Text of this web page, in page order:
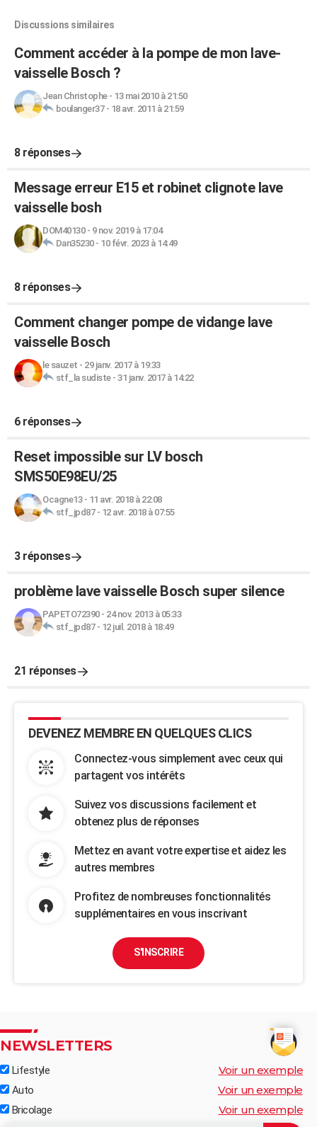
Discussions similaires
Comment accéder à la pompe de mon lave-
vaisselle Bosch ?
Jean Christophe- 13 mai 2010 à 21:50
boulanger37- 18 avr. 2011 à 21:59
8 réponses
Message erreur E15 et robinet clignote lave
vaisselle bosh
DOM40130- 9 nov. 2019 à 17:04
Dan35230- 10 févr. 2023 à 14:49
8 réponses
Comment changer pompe de vidange lave
vaisselle Bosch
le sauzet - 29 janv. 2017 à 19:33
stf_la sudiste- 31 janv. 2017 à 14:22
6 réponses
Reset impossible sur LV bosch
SMS50E98EU/25
Ocagne13- 11 avr. 2018 à 22:08
stf_jpd87- 12 avr. 2018 à 07:55
3 réponses
problème lave vaisselle Bosch super silence
PAPETO72390- 24 nov. 2013 à 05:33
stf_jpd87- 12 juil. 2018 à 18:49
21 réponses
DEVENEZ MEMBRE EN QUELQUES CLICS
Connectez-vous simplement avec ceux qui
partagent vos intérêts
Suivez vos discussions facilement et
obtenez plus de réponses
Mettez en avant votre expertise et aidez les
autres membres
Profitez de nombreuses fonctionnalités
supplémentaires en vous inscrivant
S'INSCRIRE
NEWSLETTERS
Lifestyle Voir un exemple
Auto Voir un exemple
Bricolage Voir un exemple